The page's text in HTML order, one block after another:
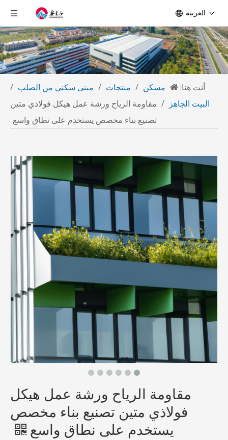
العربية
أنت هنا: مسكن / منتجات / مبنى سكني من الصلب /
البيت الجاهز / مقاومة الرياح ورشة عمل هيكل فولاذي متين
تصنيع بناء مخصص يستخدم على نطاق واسع
مقاومة الرياح ورشة عمل هيكل
فولاذي متين تصنيع بناء مخصص
يستخدم على نطاق واسع